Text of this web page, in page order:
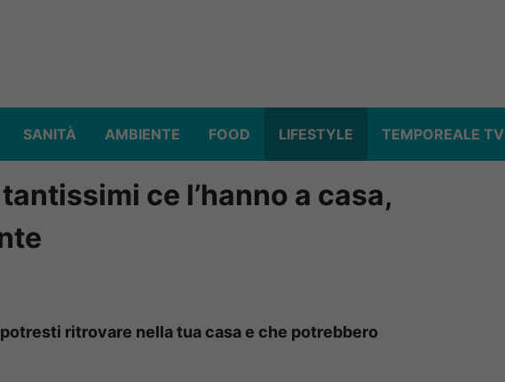
SANITÀ AMBIENTE FOOD LIFESTYLE TEMPOREALE TV
ce l’hanno a casa,
ritrovare nella tua casa e che potrebbero